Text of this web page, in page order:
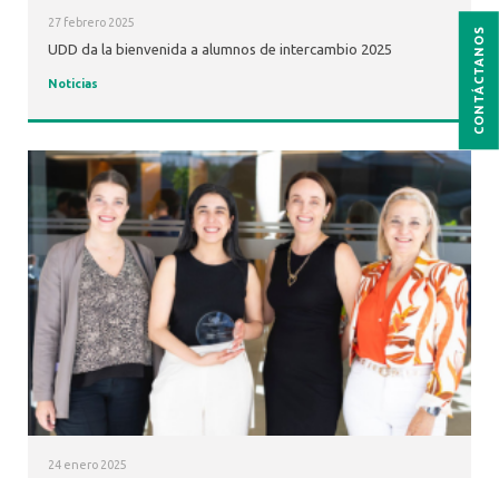
27 febrero 2025
UDD da la bienvenida a alumnos de intercambio 2025
Noticias
24 enero 2025
CONTÁCTANOS